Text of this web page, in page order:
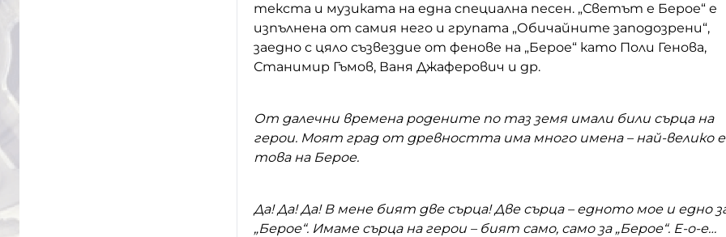
текста и музиката на една специална песен. „Светът е Берое“ е
изпълнена от самия него и групата „Обичайните заподозрени“,
заедно с цяло съзвездие от фенове на „Берое“ като Поли Генова,
Станимир Гъмов, Ваня Джаферович и др.
От далечни времена родените по таз земя имали били сърца на
герои. Моят град от древността има много имена – най-велико е
това на Берое.
Да! Да! Да! В мене бият две сърца! Две сърца – едното мое и едно
„Берое“. Имаме сърца на герои – бият само, само за „Берое“. Е-о-е…